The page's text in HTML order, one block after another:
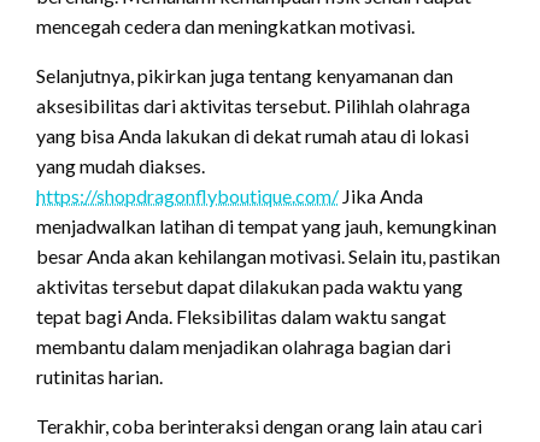
mencegah cedera dan meningkatkan motivasi.
Selanjutnya, pikirkan juga tentang kenyamanan dan
aksesibilitas dari aktivitas tersebut. Pilihlah olahraga
yang bisa Anda lakukan di dekat rumah atau di lokasi
yang mudah diakses.
https://shopdragonflyboutique.com/ Jika Anda
menjadwalkan latihan di tempat yang jauh, kemungkinan
besar Anda akan kehilangan motivasi. Selain itu, pastikan
aktivitas tersebut dapat dilakukan pada waktu yang
tepat bagi Anda. Fleksibilitas dalam waktu sangat
membantu dalam menjadikan olahraga bagian dari
rutinitas harian.
Terakhir, coba berinteraksi dengan orang lain atau cari